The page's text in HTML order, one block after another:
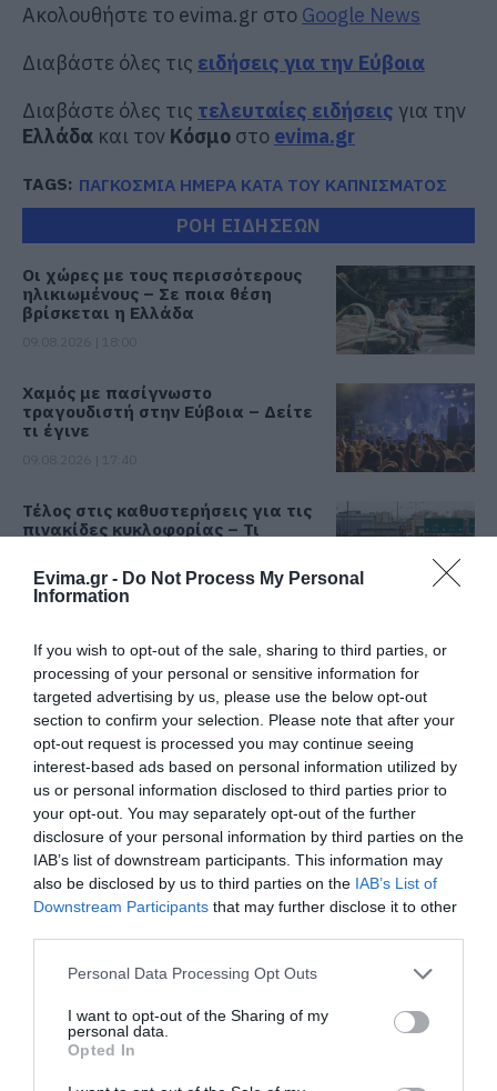
Evima.gr - Do Not Process My Personal
Information
If you wish to opt-out of the sale, sharing to third parties, or
processing of your personal or sensitive information for
targeted advertising by us, please use the below opt-out
section to confirm your selection. Please note that after your
opt-out request is processed you may continue seeing
interest-based ads based on personal information utilized by
us or personal information disclosed to third parties prior to
your opt-out. You may separately opt-out of the further
disclosure of your personal information by third parties on the
IAB’s list of downstream participants. This information may
also be disclosed by us to third parties on the IAB’s List of
Downstream Participants that may further disclose it to other
Please note that this website/app uses one or more Google
not limited to your visit or usage behaviour. You may click to
grant or deny consent to Google and its third-party tags to
use your data for below specified purposes in below Google
consent section.
Personal Data Processing Opt Outs
I want to opt-out of the Sharing of my
personal data.
Opted In
Ακολουθήστε το evima.gr στο Google News
Διαβάστε όλες τις ειδήσεις για την Εύβοια
Διαβάστε όλες τις τελευταίες ειδήσεις για την
Ελλάδα και τον Κόσμο στο evima.gr
TAGS: ΠΑΓΚΟΣΜΙΑ ΗΜΕΡΑ ΚΑΤΑ ΤΟΥ ΚΑΠΝΙΣΜΑΤΟΣ
ΡΟΗ ΕΙΔΗΣΕΩΝ
Οι χώρες με τους περισσότερους
ηλικιωμένους – Σε ποια θέση
βρίσκεται η Ελλάδα
Χαμός με πασίγνωστο
τραγουδιστή στην Εύβοια – Δείτε
τι έγινε
Τέλος στις καθυστερήσεις για τις
πινακίδες κυκλοφορίας – Τι
σύστημα
09.08.2026 | 17:20
Εύβοια: Προσοχή! Που
απαγορεύεται η κυκλοφορία
οχημάτων και πεζών
09.08.2026 | 17:00
15 Αυγούστου: Πώς αμείβεται η
υποχρεωτική αργία – Τι ισχύει
για τους εργαζόμενους
09.08.2026 | 16:40
Χάος στην Εύβοια: Ουρά
χιλιομέτρων μέσα στον Αύγουστο
– «Κινδυνεύουμε να χάσουμε το
πλοίο!»
Παραλία «διαμάντι»: Θυμίζει
Κουφονήσια και απέχει μόλις 1,5
ώρα από την Αθήνα
ΠΕΡΙΣΣΟΤΕΡΑ ΑΠΟ ΚΟΙΝΩΝΙΑ